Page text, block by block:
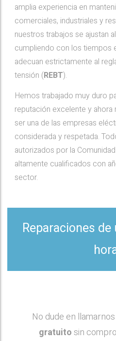
amplia experiencia en
comerciales, industriales y
nuestros trabajos se ajustan
cumpliendo con los tiempos
adecuan estrictamente al
tensión (REBT).
Hemos trabajado muy duro
reputación excelente y
ser una de las empresas
considerada y respetada.
autorizados por la
altamente cualificados con
sector.
Reparaciones
No dude en
gratuitosin